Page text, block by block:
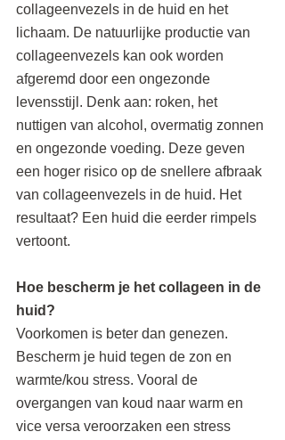
collageenvezels in de huid en het
lichaam. De natuurlijke productie van
collageenvezels kan ook worden
afgeremd door een ongezonde
levensstijl. Denk aan: roken, het
nuttigen van alcohol, overmatig zonnen
en ongezonde voeding. Deze geven
een hoger risico op de snellere afbraak
van collageenvezels in de huid. Het
resultaat? Een huid die eerder rimpels
vertoont.
Hoe bescherm je het collageen in de
huid?
Voorkomen is beter dan genezen.
Bescherm je huid tegen de zon en
warmte/kou stress. Vooral de
overgangen van koud naar warm en
vice versa veroorzaken een stress